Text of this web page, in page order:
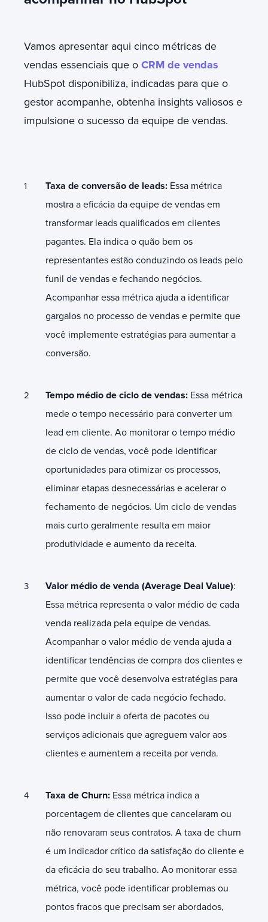
Vamos apresentar aqui cinco métricas de
vendas essenciais que o CRM de vendas
HubSpot disponibiliza, indicadas para que o
gestor acompanhe, obtenha insights valiosos e
impulsione o sucesso da equipe de vendas.
Taxa de conversão de leads: Essa métrica
mostra a eficácia da equipe de vendas em
transformar leads qualificados em clientes
pagantes. Ela indica o quão bem os
representantes estão conduzindo os leads pelo
funil de vendas e fechando negócios.
Acompanhar essa métrica ajuda a identificar
gargalos no processo de vendas e permite que
você implemente estratégias para aumentar a
conversão.
Tempo médio de ciclo de vendas: Essa métrica
mede o tempo necessário para converter um
lead em cliente. Ao monitorar o tempo médio
de ciclo de vendas, você pode identificar
oportunidades para otimizar os processos,
eliminar etapas desnecessárias e acelerar o
fechamento de negócios. Um ciclo de vendas
mais curto geralmente resulta em maior
produtividade e aumento da receita.
Valor médio de venda (Average Deal Value):
Essa métrica representa o valor médio de cada
venda realizada pela equipe de vendas.
Acompanhar o valor médio de venda ajuda a
identificar tendências de compra dos clientes e
permite que você desenvolva estratégias para
aumentar o valor de cada negócio fechado.
Isso pode incluir a oferta de pacotes ou
serviços adicionais que agreguem valor aos
clientes e aumentem a receita por venda.
Taxa de Churn: Essa métrica indica a
porcentagem de clientes que cancelaram ou
não renovaram seus contratos. A taxa de churn
é um indicador crítico da satisfação do cliente e
da eficácia do seu trabalho. Ao monitorar essa
métrica, você pode identificar problemas ou
pontos fracos que precisam ser abordados,